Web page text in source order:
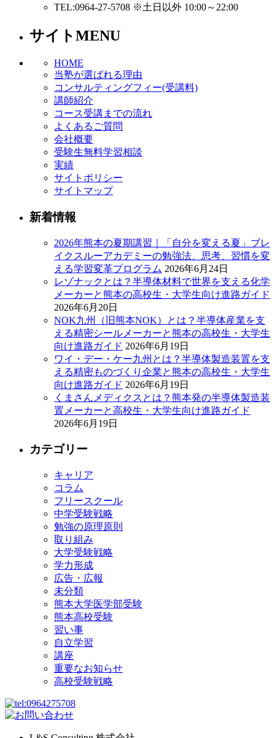
TEL:0964-27-5708 ※土日以外 10:00～22:00
サイトMENU
HOME
当塾が選ばれる理由
コンサルティングフィー(受講料)
講師紹介
コース受講までの流れ
よくあるご質問
会社概要
受験生無料学習相談
実績
サイトポリシー
サイトマップ
新着情報
2026年熊本の夏期講習｜「自分を変える夏」ブレ
イクスルーアカデミーの勉強法、思考、習慣を変
える学習変革プログラム 2026年6月24日
レゾナックとは？半導体材料で世界を支える化学
メーカーと熊本の高校生・大学生向け進路ガイド
2026年6月20日
NOK九州（旧熊本NOK）とは？半導体産業を支
える精密シールメーカーと熊本の高校生・大学生
向け進路ガイド 2026年6月19日
ワイ・デー・ケー九州とは？半導体製造装置を支
える精密ものづくり企業と熊本の高校生・大学生
向け進路ガイド 2026年6月19日
くまさんメディクスとは？熊本発の半導体製造装
置メーカーと高校生・大学生向け進路ガイド
2026年6月19日
カテゴリー
キャリア
コラム
フリースクール
中学受験戦略
勉強の原理原則
取り組み
大学受験戦略
学力形成
広告・広報
未分類
熊本大学医学部受験
熊本高校受験
習い事
自立学習
講座
重要なお知らせ
高校受験戦略